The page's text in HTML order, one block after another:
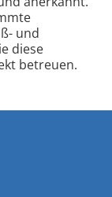
und
diese
betreuen.